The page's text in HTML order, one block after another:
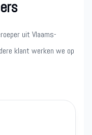
uit Vlaams-
klant werken we op